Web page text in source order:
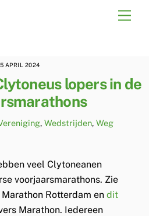
APRIL 2024
lopers in de
, Wedstrijden, Weg
veel Clytoneanen
voorjaarsmarathons. Zie
Marathon Rotterdam endit
Marathon. Iedereen